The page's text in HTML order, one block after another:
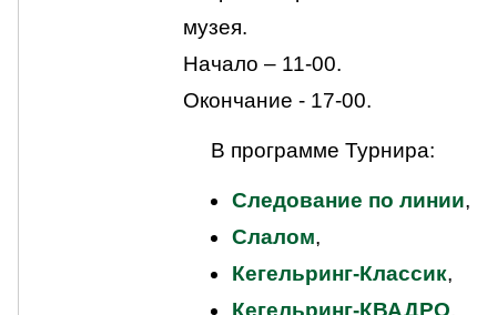
музея.
Начало – 11-00.
Окончание - 17-00.
В программе Турнира:
Следование по линии,
Слалом,
Кегельринг-Классик,
Кегельринг-КВАДРО,